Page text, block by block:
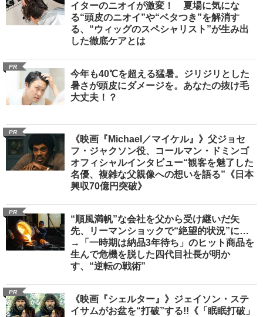
イターのニオイが激変！ 夏場に気にな
る“頭皮のニオイ”や“ベタつき”を解消す
る、“ウィッグのスペシャリスト”が生み出
した徹底ケアとは
PR
今年も40℃を超える猛暑。ジリジリとした
暑さが頭皮にダメージを。あなたの抜け毛
大丈夫！？
PR
《映画『Michael／マイケル』》父ジョセ
フ・ジャクソン役、コールマン・ドミンゴ
オフィシャルインタビュー“観客を魅了した
名優、複雑な父親像への想いを語る”《日本
興収70億円突破》
PR
“順風満帆”な会社を父から受け継いだ矢
先、リーマンショックで“絶望的状況”に…
→「一時期は納品3年待ち」のヒット商品を
生んで危機を脱した四代目社長が明か
す、“逆転の戦術”
PR
《映画『シェルター』》ジェイソン・ステ
イサムがお盆を“打破”する!!《「眠眠打破」